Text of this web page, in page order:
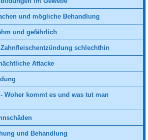
und mögliche Behandlung
und gefährlich
schlechthin
Attacke
Woher kommt es und was tut man
und Behandlung